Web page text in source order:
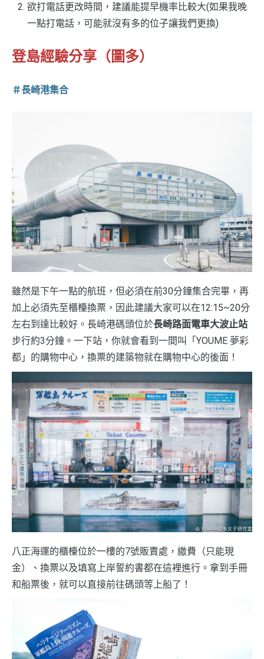
欲打電話更改時間，建議能提早機率比較大(如果我晚
一點打電話，可能就沒有多的位子讓我們更換)
登島經驗分享（圖多）
＃長崎港集合
雖然是下午一點的航班，但必須在前30分鐘集合完畢，再
加上必須先至櫃檯換票，因此建議大家可以在12:15~20分
左右到達比較好。長崎港碼頭位於長崎路面電車大波止站
步行約3分鐘。一下站，你就會看到一間叫「YOUME 夢彩
都」的購物中心，換票的建築物就在購物中心的後面！
八正海運的櫃檯位於一樓的7號販賣處，繳費（只能現
金）、換票以及填寫上岸誓約書都在這裡進行。拿到手冊
和船票後，就可以直接前往碼頭等上船了！